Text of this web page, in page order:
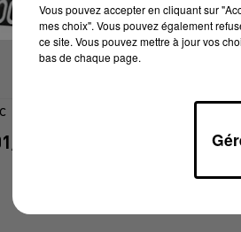
10/2024 À 10H39
Vous pouvez accepter en cliquant sur
mes choix". Vous pouvez également
ce site. Vous pouvez mettre à jour vos
bas de chaque page.